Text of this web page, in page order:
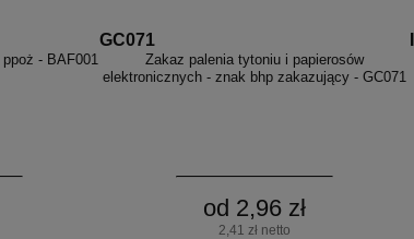
- BAF001
GC071
Zakaz palenia tytoniu i papierosów
elektronicznych - znak bhp zakazujący - GC071
od 2,96 zł
2,41 zł netto